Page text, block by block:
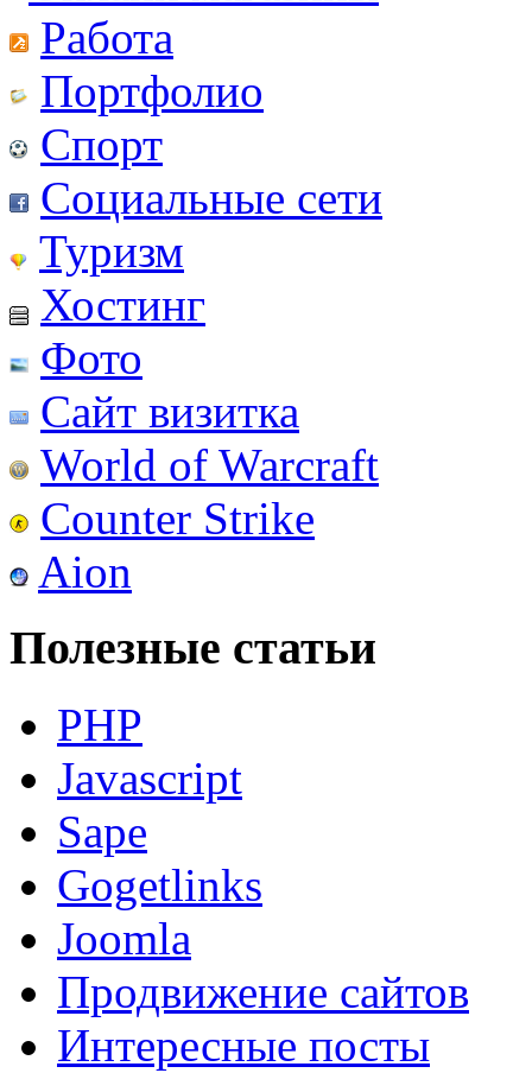
Работа
Портфолио
Спорт
Социальные сети
Туризм
Хостинг
Фото
Сайт визитка
World of Warcraft
Counter Strike
Aion
Полезные статьи
PHP
Javascript
Sape
Gogetlinks
Joomla
Продвижение сайтов
Интересные посты